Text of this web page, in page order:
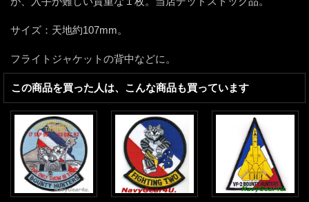
サイズ：天地約107mm。
フライトジャケットの背中などに。
この商品を買った人は、こんな商品も買っています